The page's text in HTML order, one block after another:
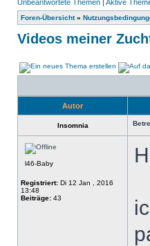
Unbeantwortete Themen | Aktive
Foren-Übersicht»
Videos meiner
Autor
Insomnia
l46-Baby
Registriert: Di 12 Jan , 2016
13:48
Beiträge: 43